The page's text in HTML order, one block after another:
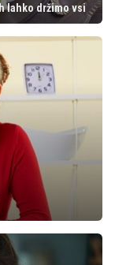
lahko držimo vsi